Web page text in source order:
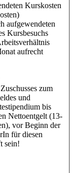
Kurskosten
aufgewendeten
Kursbesuchs
aufrecht
zum
und
bis
Nettoentgelt (13-
vor Beginn der
für diesen
sein!